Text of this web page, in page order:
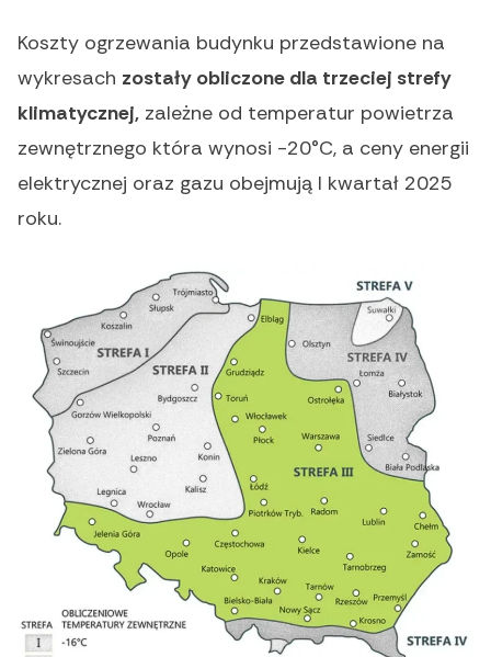
Koszty ogrzewania budynku przedstawione na
wykresach zostały obliczone dla trzeciej strefy
klimatycznej, zależne od temperatur powietrza
zewnętrznego która wynosi -20°C, a ceny energii
elektrycznej oraz gazu obejmują I kwartał 2025
roku.